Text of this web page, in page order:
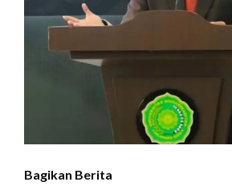
Bagikan Berita